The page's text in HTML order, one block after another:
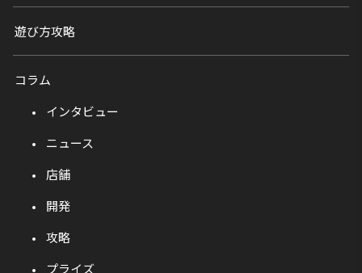
遊び方攻略
コラム
インタビュー
ニュース
店舗
開発
攻略
プライズ